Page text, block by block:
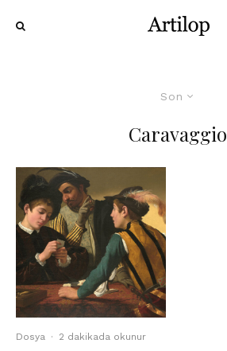
Son
Caravaggio
Dosya · 2 dakikada okunur